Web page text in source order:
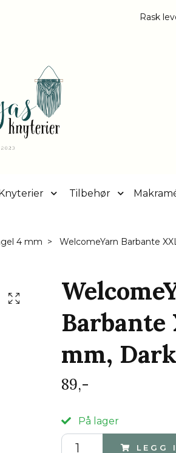
Rask
Tilbehør
4 mm WelcomeYarn Barbante
Barbante
mm,
89,-
På lager
LEGG